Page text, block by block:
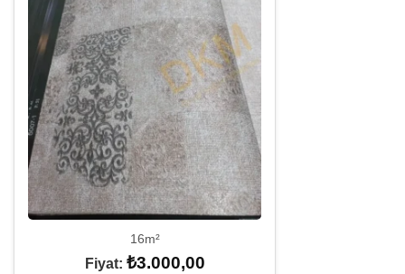
16m²
Fiyat: ₺3.000,00